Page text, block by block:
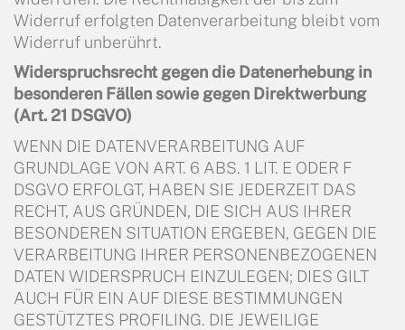
Widerruf erfolgten Datenverarbeitung bleibt vom
Widerruf unberührt.
Widerspruchsrecht gegen die Datenerhebung in
besonderen Fällen sowie gegen Direktwerbung
(Art. 21 DSGVO)
WENN DIE DATENVERARBEITUNG AUF
GRUNDLAGE VON ART. 6 ABS. 1 LIT. E ODER F
DSGVO ERFOLGT, HABEN SIE JEDERZEIT DAS
RECHT, AUS GRÜNDEN, DIE SICH AUS IHRER
BESONDEREN SITUATION ERGEBEN, GEGEN DIE
VERARBEITUNG IHRER PERSONENBEZOGENEN
DATEN WIDERSPRUCH EINZULEGEN; DIES GILT
AUCH FÜR EIN AUF DIESE BESTIMMUNGEN
GESTÜTZTES PROFILING. DIE JEWEILIGE